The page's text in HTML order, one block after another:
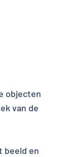
objecten
van de
beeld en